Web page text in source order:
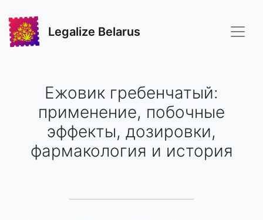
Legalize Belarus
Ежовик гребенчатый:
применение, побочные
эффекты, дозировки,
фармакология и история